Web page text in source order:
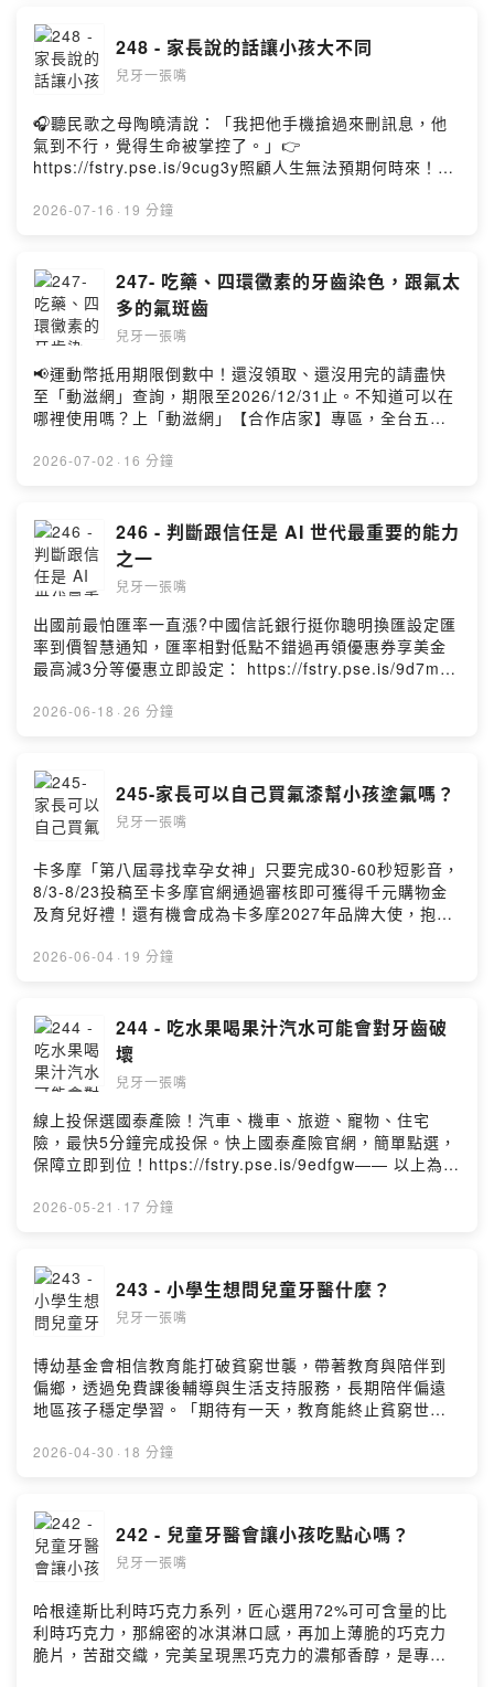
備呢？歡迎收聽本週的兒牙一張嘴囉～延伸閱讀18｜為什
麼奶嘴、夜奶就是戒不掉？45｜小孩沒夜奶睡不著？看冰
雪奇緣2學睡眠儀式115 - 小孩長大靠全家、再聊一次防蛀
入會員，支持節目： https://luyc.firstory.io/join留言告訴
我你對這一集的想法：
https://open.firstory.me/user/cko13uoz5bok308841z4
luyc@luyc.proPowered by Firstory Hosting
248 - 家長說的話讓小孩大不同
兒牙一張嘴
🎧聽民歌之母陶曉清說：「我把他手機搶過來刪訊息，他
氣到不行，覺得生命被掌控了。」👉
https://fstry.pse.is/9cug3y照顧人生無法預期何時來！
點擊連結，讓我們有機會不在照顧困境掙扎。—— 以上為
得天差地遠。這禮拜我們從兩個病人來看因為家長而變得
更勇敢，已經因為家長而差點錯過治療的故事。歡迎收聽
本週的兒牙一張嘴囉。加入會員，支持節目：
https://luyc.firstory.io/join留言告訴我你對這一集的想
法：
https://open.firstory.me/user/cko13uoz5bok308841z4
tomv2/comments也歡迎寫信跟我們聯絡:
luyc@luyc.proPowered by Firstory Hosting
2026-07-16 · 19 分鐘
247- 吃藥、四環黴素的牙齒染色，跟氟太
多的氟斑齒
兒牙一張嘴
📢運動幣抵用期限倒數中！還沒領取、還沒用完的請盡快
至「動滋網」查詢，期限至2026/12/31止。不知道可以在
哪裡使用嗎？上「動滋網」【合作店家】專區，全台五千
https://fstry.pse.is/9epczt—— 以上為 FMTaiwan 與
呢？歡迎收聽本週的兒牙一張嘴囉。加入會員，支持節
目： https://luyc.firstory.io/join留言告訴我你對這一集的
想法：
https://open.firstory.me/user/cko13uoz5bok308841z4
tomv2/comments也歡迎寫信跟我們聯絡:
luyc@luyc.proPowered by Firstory Hosting
2026-07-02 · 16 分鐘
246 - 判斷跟信任是 AI 世代最重要的能力
之一
兒牙一張嘴
出國前最怕匯率一直漲?中國信託銀行挺你聰明換匯設定匯
率到價智慧通知，匯率相對低點不錯過再領優惠券享美金
最高減3分等優惠立即設定： https://fstry.pse.is/9d7m8z
情況審慎投資。完整注意事項詳見網站資訊。—— 以上為
誰對？AI 帶給我們快速產生資訊、甚至產生答案，但面對
10 個、20 個答案，我們需要的是什麼？歡迎收聽本週的
兒牙一張嘴囉。加入會員，支持節目：
法：
https://open.firstory.me/user/cko13uoz5bok308841z4
tomv2/comments也歡迎寫信跟我們聯絡:
2026-06-18 · 26 分鐘
245-家長可以自己買氟漆幫小孩塗氟嗎？
兒牙一張嘴
卡多摩「第八屆尋找幸孕女神」只要完成30-60秒短影音，
8/3-8/23投稿至卡多摩官網通過審核即可獲得千元購物金
及育兒好禮！還有機會成為卡多摩2027年品牌大使，抱回
https://fstry.pse.is/9dt4bm—— 以上為播客煮與
麼機會？歡迎收聽本週的兒牙一張嘴囉。延伸閱讀89｜自
費塗氟到幾歲？幫小孩刷牙刷到幾歲？191 - 家長的抉擇與
支持193 - 好家長壞家長、好醫師壞醫師240 - 兩種自費的
態度不一樣？加入會員，支持節目：
https://luyc.firstory.io/join留言告訴我你對這一集的想
法：
https://open.firstory.me/user/cko13uoz5bok308841z4
tomv2/comments也歡迎寫信跟我們聯絡:
luyc@luyc.proPowered by Firstory Hosting
2026-06-04 · 19 分鐘
244 - 吃水果喝果汁汽水可能會對牙齒破
壞
兒牙一張嘴
線上投保選國泰產險！汽車、機車、旅遊、寵物、住宅
險，最快5分鐘完成投保。快上國泰產險官網，簡單點選，
保障立即到位！https://fstry.pse.is/9edfgw—— 以上為
大的迴響。這個禮拜我們來聊牙齒酸蝕，就是吃酸的東西
梨、水果，你可以不用那麼緊張的事74｜經典問題背後的
矛盾對決：吃完飯能不能立刻刷牙235 - 用科學證據去調整
牙醫的做法242 - 兒童牙醫會讓小孩吃點心嗎？加入會員，
一集的想法：
https://open.firstory.me/user/cko13uoz5bok308841z4
tomv2/comments也歡迎寫信跟我們聯絡:
2026-05-21 · 17 分鐘
243 - 小學生想問兒童牙醫什麼？
兒牙一張嘴
博幼基金會相信教育能打破貧窮世襲，帶著教育與陪伴到
偏鄉，透過免費課後輔導與生活支持服務，長期陪伴偏遠
地區孩子穩定學習。「期待有一天，教育能終止貧窮世
力。」捐款連結▶️ https://fstry.pse.is/9f67ts—— 以上為
樣的問題：牙醫也會蛀牙嗎？還有看牙會不會噁心、一天
要工作多久、怎麼當上兒童牙醫的。這集就來認真回答小
朋友們的問題。歡迎收聽本週的兒牙一張嘴囉。延伸閱讀
習慣的原因191 - 家長的抉擇與支持239 - 不趁小練習看牙
的可能問題加入會員，支持節目：
https://luyc.firstory.io/join留言告訴我你對這一集的想
2026-04-30 · 18 分鐘
242 - 兒童牙醫會讓小孩吃點心嗎？
兒牙一張嘴
哈根達斯比利時巧克力系列，匠心選用72%可可含量的比
利時巧克力，那綿密的冰淇淋口感，再加上薄脆的巧克力
脆片，苦甜交織，完美呈現黑巧克力的濃郁香醇，是專屬